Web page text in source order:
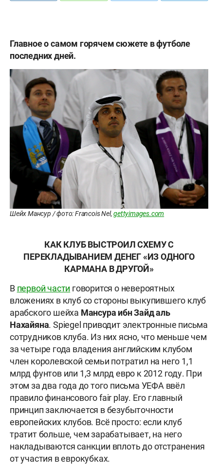
Главное о самом горячем сюжете в футболе
последних дней.
Шейх Мансур / фото: Francois Nel,gettyimages.com
КАК КЛУБ ВЫСТРОИЛ СХЕМУ С
ПЕРЕКЛАДЫВАНИЕМ ДЕНЕГ «ИЗ ОДНОГО
КАРМАНА В ДРУГОЙ»
В первой части говорится о невероятных
вложениях в клуб со стороны выкупившего клуб
арабского шейха Мансура ибн Зайд аль
Нахайяна. Spiegel приводит электронные письма
сотрудников клуба. Из них ясно, что меньше чем
за четыре года владения английским клубом
член королевской семьи потратил на него 1,1
млрд фунтов или 1,3 млрд евро к 2012 году. При
этом за два года до того письма УЕФА ввёл
правило финансового fair play. Его главный
принцип заключается в безубыточности
европейских клубов. Всё просто: если клуб
тратит больше, чем зарабатывает, на него
накладываются санкции вплоть до отстранения
от участия в еврокубках.